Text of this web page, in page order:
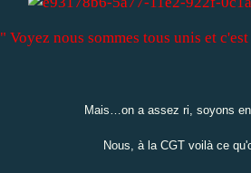
" Voyez nous sommes tous unis et
Mais…on a assez ri, soyons
Nous, à la CGT voilà ce